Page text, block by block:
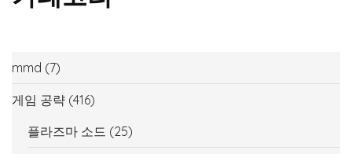
mmd (7)
게임 공략 (416)
플라즈마 소드 (25)